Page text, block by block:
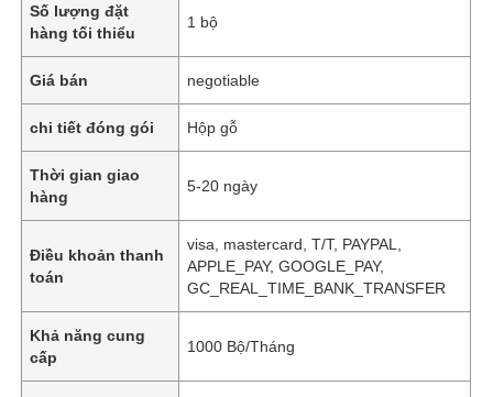
Số lượng đặt
hàng tối thiểu
1 bộ
Giá bán negotiable
chi tiết đóng gói Hộp gỗ
Thời gian giao
hàng
5-20 ngày
Điều khoản thanh
toán
visa, mastercard, T/T, PAYPAL,
APPLE_PAY, GOOGLE_PAY,
GC_REAL_TIME_BANK_TRANSFER
Khả năng cung
cấp
1000 Bộ/Tháng